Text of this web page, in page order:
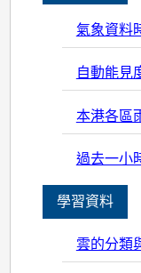
氣象資料
自動能見
本港各區
過去一小
學習資料
雲的分類